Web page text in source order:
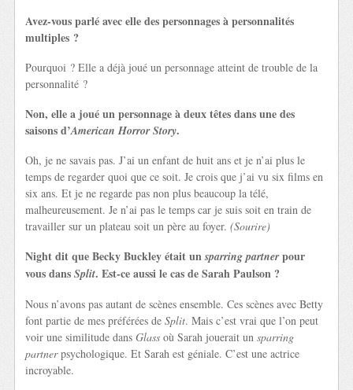
Avez-vous parlé avec elle des personnages à personnalités
multiples ?
Pourquoi ? Elle a déjà joué un personnage atteint de trouble de la
personnalité ?
Non, elle a joué un personnage à deux têtes dans une des
saisons d’American Horror Story.
Oh, je ne savais pas. J’ai un enfant de huit ans et je n’ai plus le
temps de regarder quoi que ce soit. Je crois que j’ai vu six films en
six ans. Et je ne regarde pas non plus beaucoup la télé,
malheureusement. Je n’ai pas le temps car je suis soit en train de
travailler sur un plateau soit un père au foyer.(Sourire)
Night dit que Becky Buckley était unsparring partnerpour
vous dansSplit. Est-ce aussi le cas de Sarah Paulson ?
Nous n’avons pas autant de scènes ensemble. Ces scènes avec Betty
font partie de mes préférées deSplit. Mais c’est vrai que l’on peut
voir une similitude dansGlass où Sarah jouerait unsparring
partnerpsychologique. Et Sarah est géniale. C’est une actrice
incroyable.